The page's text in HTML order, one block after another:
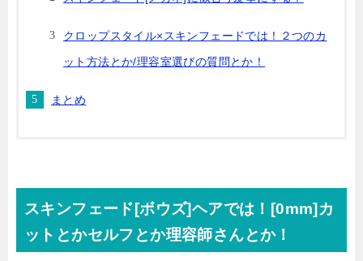
クロップスタイル×スキンフェードでは！２つのカ
ット方法とか/理容室選びの質問とか！
まとめ
スキンフェード[ボウズ]ヘアでは！[0mm]カ
ットとかセルフとか理容師さんとか！